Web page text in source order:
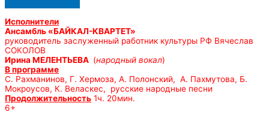
Исполнители
Ансамбль «БАЙКАЛ-КВАРТЕТ»
руководитель заслуженный работник культуры РФ Вячеслав
СОКОЛОВ
Ирина МЕЛЕНТЬЕВА (народный вокал)
В программе
С. Рахманинов, Г. Хермоза, А. Полонский, А. Пахмутова, Б.
Мокроусов, К. Веласкес, русские народные песни
Продолжительность 1ч. 20мин.
6+